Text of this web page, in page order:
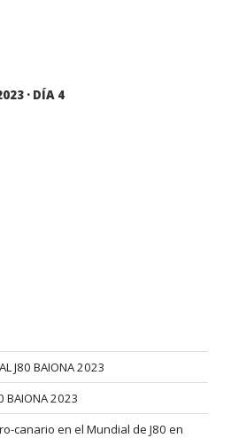
· DÍA 4
J80 BAIONA 2023
BAIONA 2023
canario en el Mundial de J80 en